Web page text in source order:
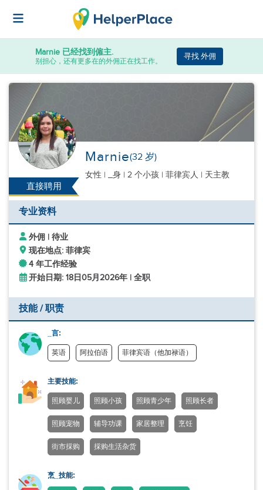
Marnie 已经找到僱主.
别担心，还有更多在的外佣正在找工作。
寻找 外佣
直接聘用
Marnie(32 岁)
女性 | _身 | 2 个小孩 | 菲律宾人 | 天主教
专业资料
外佣 | 待业
现在地点: 菲律宾
4 年工作经验
开始日期: 18日05月2026年 | 全职
技能 / 职责
_言:
英语 阿拉伯语 菲律宾语（他加禄语）
主要技能:
照顾婴儿 照顾小孩 照顾青少年 照顾长者
照顾宠物 辅导功课 家居整理 烹饪
街市採购 採购生活杂货
烹_技能: